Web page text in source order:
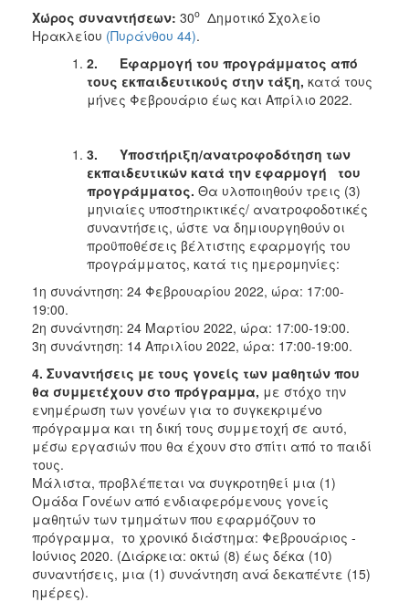
Χώρος συναντήσεων: 30ο Δημοτικό Σχολείο
Ηρακλείου (Πυράνθου 44).
2. Εφαρμογή του προγράμματος από
τους εκπαιδευτικούς στην τάξη, κατά τους
μήνες Φεβρουάριο έως και Απρίλιο 2022.
3. Υποστήριξη/ανατροφοδότηση των
εκπαιδευτικών κατά την εφαρμογή του
προγράμματος. Θα υλοποιηθούν τρεις (3)
μηνιαίες υποστηρικτικές/ ανατροφοδοτικές
συναντήσεις, ώστε να δημιουργηθούν οι
προϋποθέσεις βέλτιστης εφαρμογής του
προγράμματος, κατά τις ημερομηνίες:
1η συνάντηση: 24 Φεβρουαρίου 2022, ώρα: 17:00-
19:00.
2η συνάντηση: 24 Μαρτίου 2022, ώρα: 17:00-19:00.
3η συνάντηση: 14 Απριλίου 2022, ώρα: 17:00-19:00.
4. Συναντήσεις με τους γονείς των μαθητών που
θα συμμετέχουν στο πρόγραμμα, με στόχο την
ενημέρωση των γονέων για το συγκεκριμένο
πρόγραμμα και τη δική τους συμμετοχή σε αυτό,
μέσω εργασιών που θα έχουν στο σπίτι από το παιδί
τους.
Μάλιστα, προβλέπεται να συγκροτηθεί μια (1)
Ομάδα Γονέων από ενδιαφερόμενους γονείς
μαθητών των τμημάτων που εφαρμόζουν το
πρόγραμμα, το χρονικό διάστημα: Φεβρουάριος -
Ιούνιος 2020. (Διάρκεια: οκτώ (8) έως δέκα (10)
συναντήσεις, μια (1) συνάντηση ανά δεκαπέντε (15)
ημέρες).